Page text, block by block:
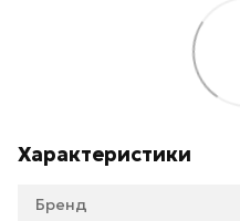
Характеристики
Бренд